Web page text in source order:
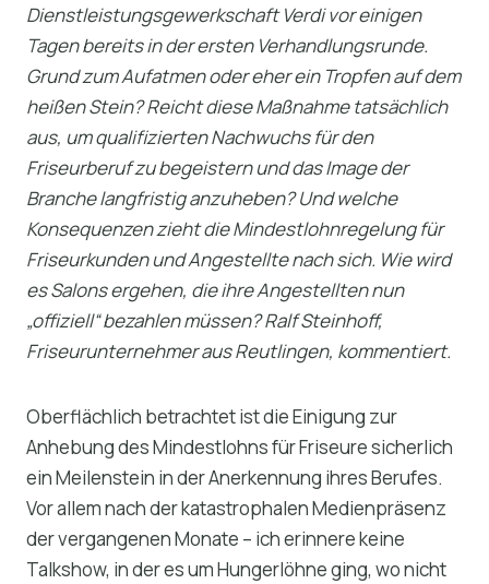
Dienstleistungsgewerkschaft Verdi vor einigen
Tagen bereits in der ersten Verhandlungsrunde.
Grund zum Aufatmen oder eher ein Tropfen auf dem
heißen Stein? Reicht diese Maßnahme tatsächlich
aus, um qualifizierten Nachwuchs für den
Friseurberuf zu begeistern und das Image der
Branche langfristig anzuheben? Und welche
Konsequenzen zieht die Mindestlohnregelung für
Friseurkunden und Angestellte nach sich. Wie wird
es Salons ergehen, die ihre Angestellten nun
„offiziell“ bezahlen müssen?Ralf Steinhoff,
Friseurunternehmer aus Reutlingen, kommentiert.
Oberflächlich betrachtet ist die Einigung zur
Anhebung des Mindestlohns für Friseure sicherlich
ein Meilenstein in der Anerkennung ihres Berufes.
Vor allem nach der katastrophalen Medienpräsenz
der vergangenen Monate – ich erinnere keine
Talkshow, in der es um Hungerlöhne ging, wo nicht